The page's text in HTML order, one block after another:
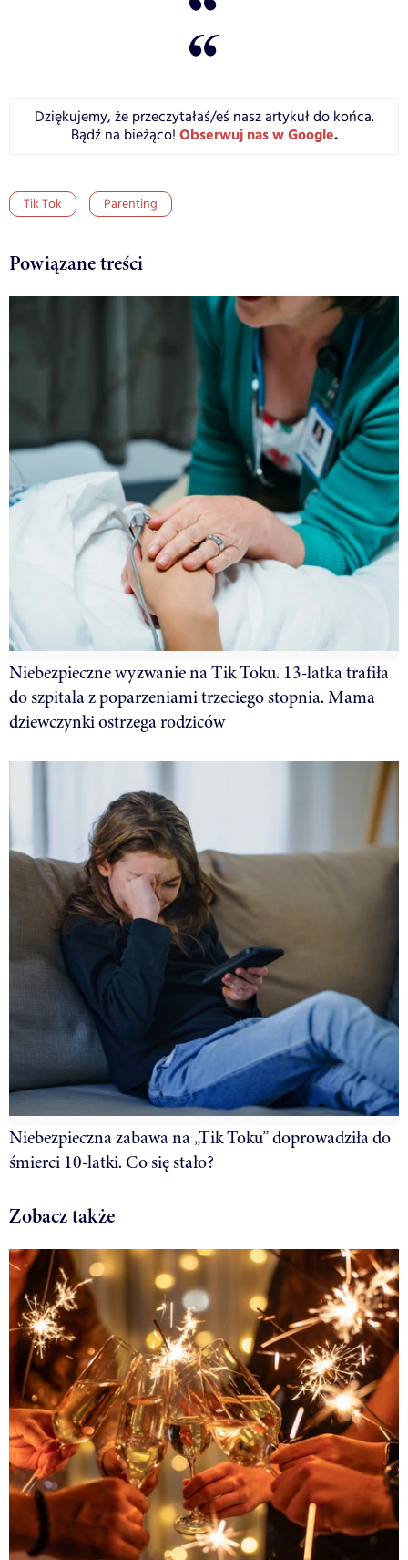
Dziękujemy, że przeczytałaś/eś nasz artykuł do końca.
Bądź na bieżąco! Obserwuj nas w Google.
Tik Tok Parenting
Powiązane treści
Niebezpieczne wyzwanie na Tik Toku. 13-latka trafiła
do szpitala z poparzeniami trzeciego stopnia. Mama
dziewczynki ostrzega rodziców
Niebezpieczna zabawa na „Tik Toku” doprowadziła do
śmierci 10-latki. Co się stało?
Zobacz także